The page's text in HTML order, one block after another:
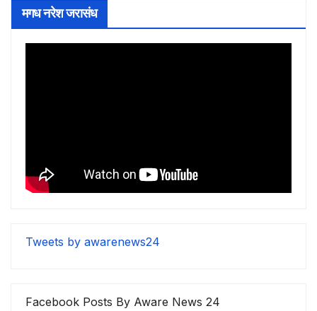
मगध नरेश जरासंध
Tweets by awarenews24
Facebook Posts By Aware News 24